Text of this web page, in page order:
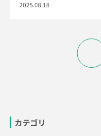
2025.08.18
カテゴリ